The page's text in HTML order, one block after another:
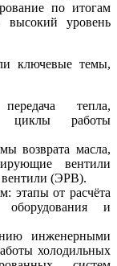
по итогам
высокий уровень
ключевые темы,
тепла,
циклы работы
возврата масла,
вентили
(ЭРВ).
этапы от расчёта
оборудования и
инженерными
холодильных